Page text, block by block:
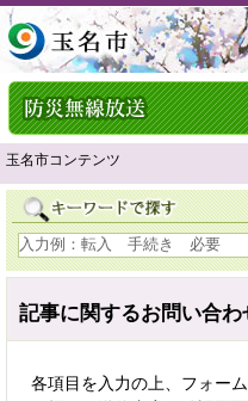
玉名市コンテンツ
記事に関するお問い合わ
各項目を入力の上、フォー